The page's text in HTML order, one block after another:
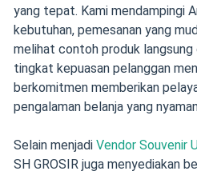
yang tepat. Kami mendampingi
kebutuhan, pemesanan yang
melihat contoh produk langsung
tingkat kepuasan pelanggan
berkomitmen memberikan
pengalaman belanja yang
Selain menjadi Vendor Souvenir
SH GROSIR juga menyediakan